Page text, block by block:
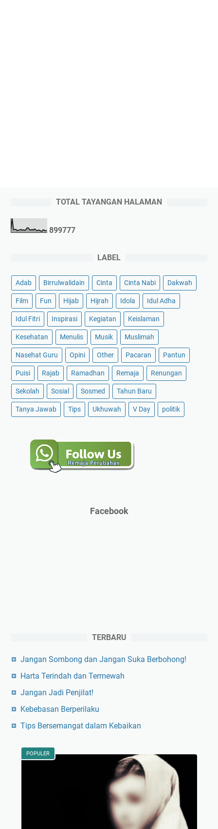
TOTAL TAYANGAN HALAMAN
899777
LABEL
Adab Birrulwalidain Cinta Cinta Nabi Dakwah
Film Fun Hijab Hijrah Idola Idul Adha
Idul Fitri Inspirasi Kegiatan Keislaman
Kesehatan Menulis Musik Muslimah
Nasehat Guru Opini Other Pacaran Pantun
Puisi Rajab Ramadhan Remaja Renungan
Sekolah Sosial Sosmed Tahun Baru
Tanya Jawab Tips Ukhuwah V Day politik
Facebook
TERBARU
Jangan Sombong dan Jangan Suka Berbohong!
Harta Terindah dan Termewah
Jangan Jadi Penjilat!
Kebebasan Berperilaku
Tips Bersemangat dalam Kebaikan
POPULER